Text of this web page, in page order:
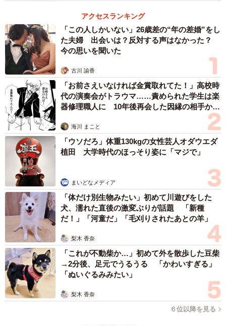
アクセスランキング
「この人しかいない」26歳差の“年の差婚”をし
た夫婦 出会いは？反対する声はなかった？
今の思いを聞いた
古川 諭香
「お前さえいなければ金賞取れてた！」高校時
代の演奏会がトラウマ……責められた学生は楽
器修理職人に 10年後再会した因縁の相手から
海川 まこと
「ウソだろ」体重130kgの女性芸人オダウエダ
植田 大学時代のほっそり姿に「マジで」
まいどなメディア
「体だけ別生物みたい」初めて川遊びをした
犬、濡れた直後の激変ぶりが話題 「新種
だ！」「河童だ」「毛刈りされたあとの羊」
梨木 香奈
「これが不動柴か…」初めて外を散歩した豆柴
→2分後、足元でうるうる 「かわいすぎる」
「ぬいぐるみみたい」
梨木 香奈
６位以降を見る